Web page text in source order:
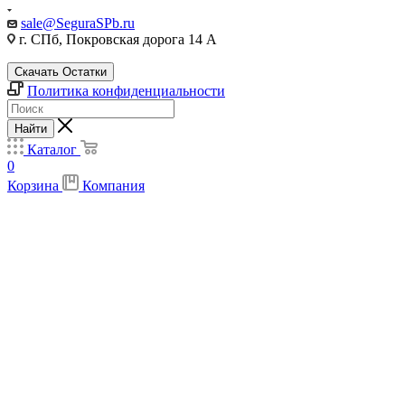
sale@SeguraSPb.ru
г. СПб, Покровская дорога 14 А
Скачать Остатки
Политика конфиденциальности
Найти
Каталог
0
Корзина
Компания